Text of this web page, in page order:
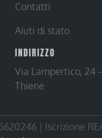
Contatti
Aiuti di stato
INDIRIZZO
Via Lampertico, 24
Thiene
| Iscrizione